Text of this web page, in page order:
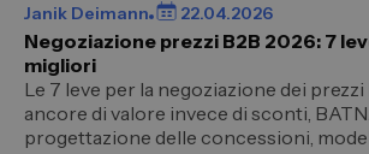
Janik Deimann 22.04.2026
Negoziazione prezzi B2B 2026: 7
migliori
Le 7 leve per la negoziazione dei
ancore di valore invece di sconti,
progettazione delle concessioni,